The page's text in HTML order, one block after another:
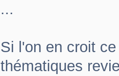
...
Si l'on en croit
thématiques